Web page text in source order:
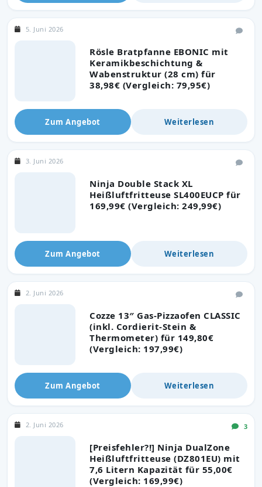
Rösle Bratpfanne EBONIC mit
Keramikbeschichtung &
Wabenstruktur (28 cm) für
38,98€ (Vergleich: 79,95€)
5. Juni 2026
Zum Angebot Weiterlesen
Ninja Double Stack XL
Heißluftfritteuse SL400EUCP für
169,99€ (Vergleich: 249,99€)
3. Juni 2026
Zum Angebot Weiterlesen
Cozze 13″ Gas-Pizzaofen CLASSIC
(inkl. Cordierit-Stein &
Thermometer) für 149,80€
(Vergleich: 197,99€)
2. Juni 2026
Zum Angebot Weiterlesen
[Preisfehler?!] Ninja DualZone
Heißluftfritteuse (DZ801EU) mit
7,6 Litern Kapazität für 55,00€
(Vergleich: 169,99€)
2. Juni 2026 3